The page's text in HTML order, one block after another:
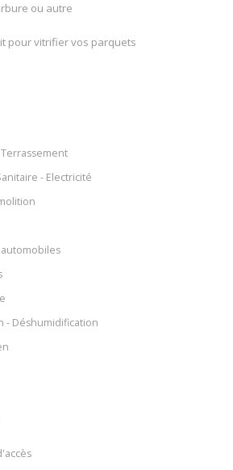
ou autre
pour vitrifier vos parquets
- Electricité
- Déshumidification